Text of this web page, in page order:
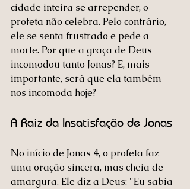
cidade inteira se arrepender, o
profeta não celebra. Pelo contrário,
ele se senta frustrado e pede a
morte. Por que a graça de Deus
incomodou tanto Jonas? E, mais
importante, será que ela também
nos incomoda hoje?
A Raiz da Insatisfação de Jonas
No início de Jonas 4, o profeta faz
uma oração sincera, mas cheia de
amargura. Ele diz a Deus: "Eu sabia